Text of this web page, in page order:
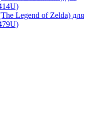
Legend of Zelda) для